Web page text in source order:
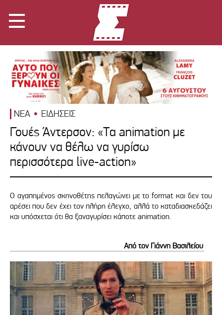
ΝΕΑ ΕΙΔΗΣΕΙΣ
Γουές Άντερσον: «Tα animation με
κάνουν να θέλω να γυρίσω
περισσότερα live-action»
Ο αγαπημένος σκηνοθέτης πελαγώνει με το format και δεν του
αρέσει που δεν έχει τον πλήρη έλεγχο, αλλά το καταδιασκεδάζει
και υπόσχεται ότι θα ξαναγυρίσει κάποτε animation.
Από τον Γιάννη Βασιλείου